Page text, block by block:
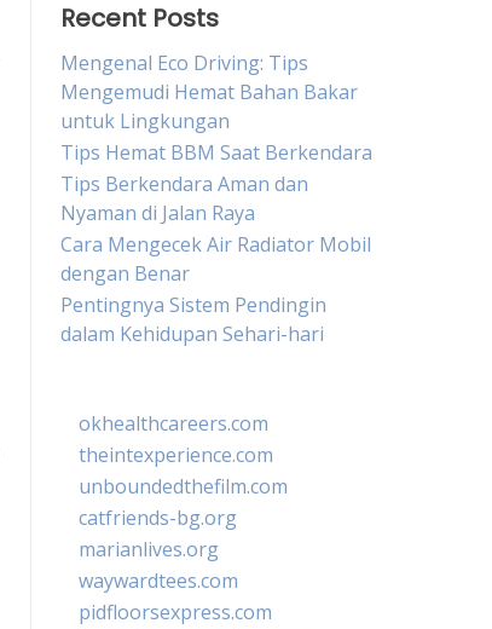
Recent Posts
Mengenal Eco Driving: Tips
Mengemudi Hemat Bahan Bakar
untuk Lingkungan
Tips Hemat BBM Saat Berkendara
Tips Berkendara Aman dan
Nyaman di Jalan Raya
Cara Mengecek Air Radiator Mobil
dengan Benar
Pentingnya Sistem Pendingin
dalam Kehidupan Sehari-hari
okhealthcareers.com
theintexperience.com
unboundedthefilm.com
catfriends-bg.org
marianlives.org
waywardtees.com
pidfloorsexpress.com